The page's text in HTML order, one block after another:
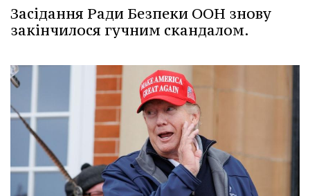
Засідання Ради Безпеки ООН знову
закінчилося гучним скандалом.